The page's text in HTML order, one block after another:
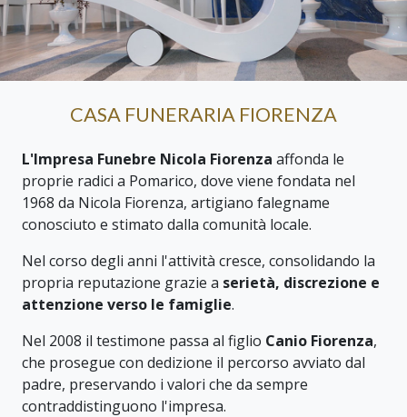
CASA FUNERARIA FIORENZA
L'Impresa Funebre Nicola Fiorenza affonda le
proprie radici a Pomarico, dove viene fondata nel
1968 da Nicola Fiorenza, artigiano falegname
conosciuto e stimato dalla comunità locale.
Nel corso degli anni l'attività cresce, consolidando la
propria reputazione grazie a serietà, discrezione e
attenzione verso le famiglie.
Nel 2008 il testimone passa al figlio Canio Fiorenza,
che prosegue con dedizione il percorso avviato dal
padre, preservando i valori che da sempre
contraddistinguono l'impresa.